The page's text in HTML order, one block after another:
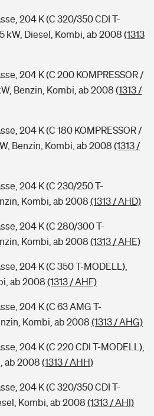
204 K (C 320/350 CDI T-
kW, Diesel, Kombi, ab 2008 (1313
204 K (C 200 KOMPRESSOR /
Benzin, Kombi, ab 2008 (1313 /
204 K (C 180 KOMPRESSOR /
Benzin, Kombi, ab 2008 (1313 /
204 K (C 230/250 T-
Kombi, ab 2008 (1313 / AHD)
204 K (C 280/300 T-
Kombi, ab 2008 (1313 / AHE)
204 K (C 350 T-MODELL),
ab 2008 (1313 / AHF)
204 K (C 63 AMG T-
Kombi, ab 2008 (1313 / AHG)
204 K (C 220 CDI T-MODELL),
ab 2008 (1313 / AHH)
204 K (C 320/350 CDI T-
Kombi, ab 2008 (1313 / AHI)